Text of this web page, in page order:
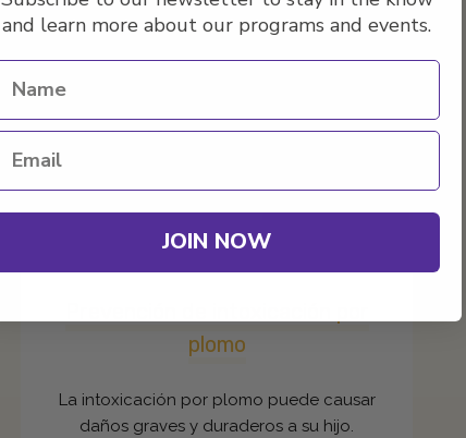
plomo
La intoxicación por plomo puede causar
daños graves y duraderos a su hijo.
and learn more about our programs and events.
JOIN NOW